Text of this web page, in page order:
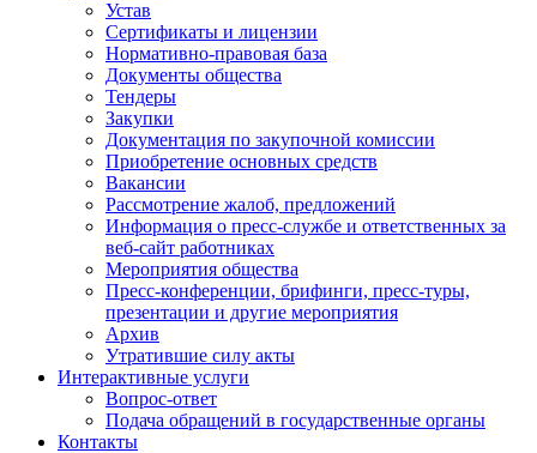
Устав
Сертификаты и лицензии
Нормативно-правовая база
Документы общества
Тендеры
Закупки
Документация по закупочной комиссии
Приобретение основных средств
Вакансии
Рассмотрение жалоб, предложений
Информация о пресс-службе и ответственных за
веб-сайт работниках
Мероприятия общества
Пресс-конференции, брифинги, пресс-туры,
презентации и другие мероприятия
Архив
Утратившие силу акты
Интерактивные услуги
Вопрос-ответ
Подача обращений в государственные органы
Контакты